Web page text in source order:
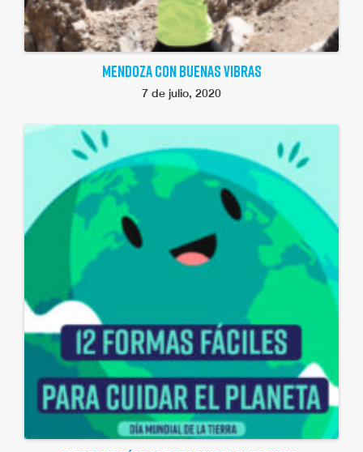
MENDOZA CON BUENAS VIBRAS
7 de julio, 2020